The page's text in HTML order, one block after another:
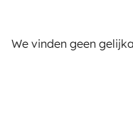
We vinden geen